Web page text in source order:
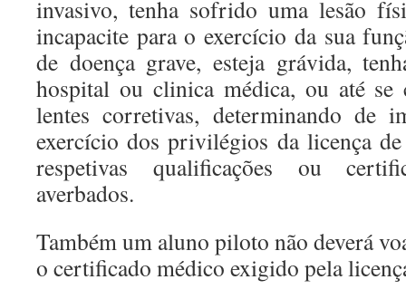
invasivo, tenha sofrido uma lesão
incapacite para o exercício da sua
de doença grave, esteja grávida,
hospital ou clinica médica, ou até se
lentes corretivas, determinando de
exercício dos privilégios da licença
respetivas qualificações ou
averbados.
Também um aluno piloto não deverá
o certificado médico exigido pela